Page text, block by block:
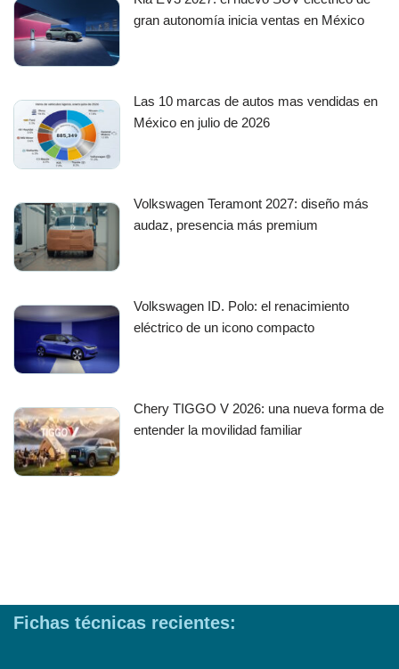
gran autonomía inicia ventas en México
Las 10 marcas de autos mas vendidas en
México en julio de 2026
Volkswagen Teramont 2027: diseño más
audaz, presencia más premium
Volkswagen ID. Polo: el renacimiento
eléctrico de un icono compacto
Chery TIGGO V 2026: una nueva forma de
entender la movilidad familiar
Fichas técnicas recientes: